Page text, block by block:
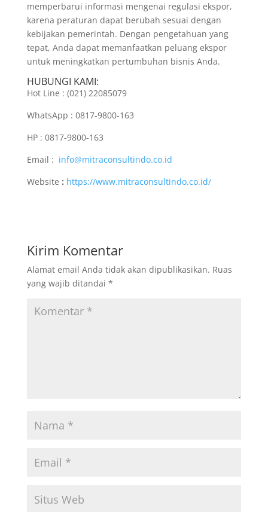
memperbarui informasi mengenai regulasi ekspor,
karena peraturan dapat berubah sesuai dengan
kebijakan pemerintah. Dengan pengetahuan yang
tepat, Anda dapat memanfaatkan peluang ekspor
untuk meningkatkan pertumbuhan bisnis Anda.
HUBUNGI KAMI:
Hot Line : (021) 22085079
WhatsApp : 0817-9800-163
HP : 0817-9800-163
Email : info@mitraconsultindo.co.id
Website : https://www.mitraconsultindo.co.id/
Kirim Komentar
Alamat email Anda tidak akan dipublikasikan. Ruas
yang wajib ditandai *